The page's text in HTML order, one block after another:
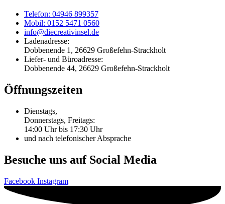
Telefon: 04946 899357
Mobil: 0152 5471 0560
info@diecreativinsel.de
Ladenadresse:
Dobbenende 1, 26629 Großefehn-Strackholt
Liefer- und Büroadresse:
Dobbenende 44, 26629 Großefehn-Strackholt
Öffnungszeiten
Dienstags,
Donnerstags, Freitags:
14:00 Uhr bis 17:30 Uhr
und nach telefonischer Absprache
Besuche uns auf Social Media
Facebook Instagram